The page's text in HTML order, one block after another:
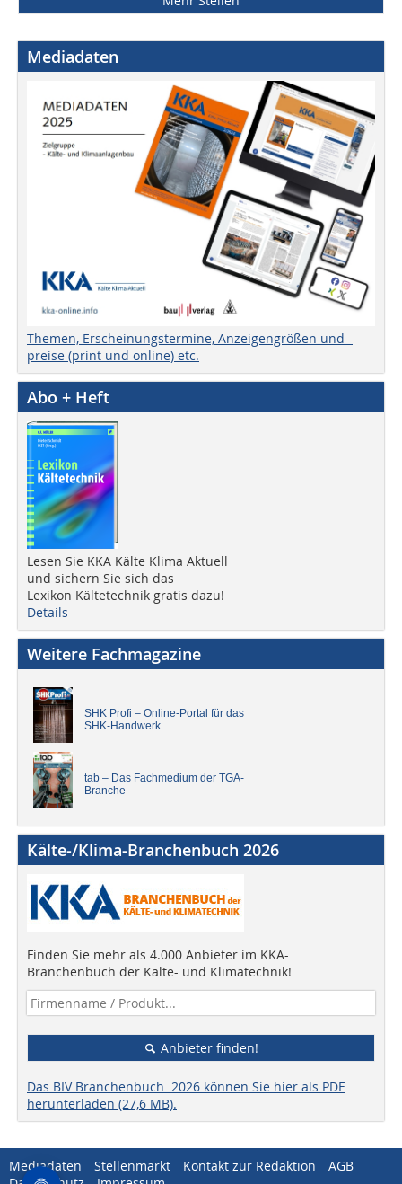
Mediadaten
Themen, Erscheinungstermine, Anzeigengrößen und -
preise (print und online) etc.
Abo + Heft
Lesen Sie KKA Kälte Klima Aktuell
und sichern Sie sich das
Lexikon Kältetechnik gratis dazu!
Details
Weitere Fachmagazine
SHK Profi – Online-Portal für das
SHK-Handwerk
tab – Das Fachmedium der TGA-
Branche
Kälte-/Klima-Branchenbuch 2026
Finden Sie mehr als 4.000 Anbieter im KKA-
Branchenbuch der Kälte- und Klimatechnik!
Anbieter finden!
Das BIV Branchenbuch 2026 können Sie hier als PDF
herunterladen (27,6 MB).
Mediadaten Stellenmarkt Kontakt zur Redaktion
AGB